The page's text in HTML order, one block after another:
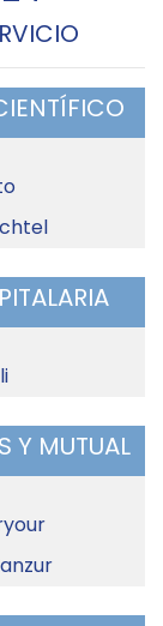
Y MUTUAL